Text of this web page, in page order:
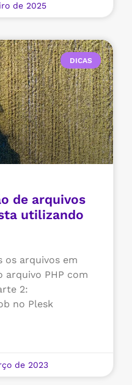
de 2025
DICAS
de arquivos
utilizando
os arquivos em
arquivo PHP com
2:
no Plesk
de 2023